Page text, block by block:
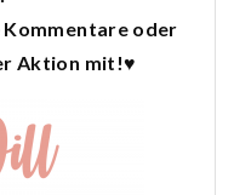
Kommentare oder
Aktion mit!♥